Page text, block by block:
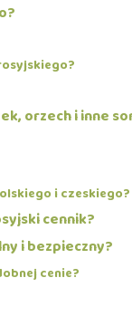
orzech i inne
i czeskiego?
cennik?
i bezpieczny?
cenie?